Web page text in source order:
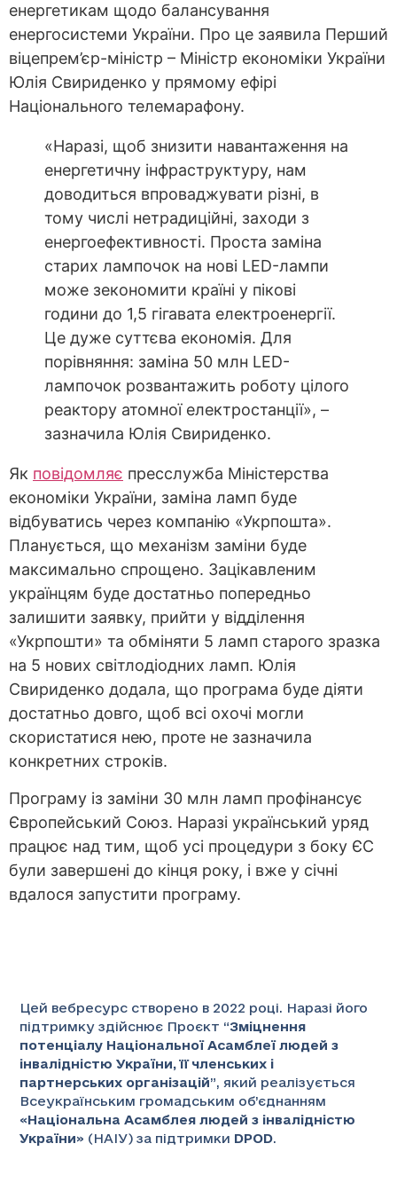
енергетикам щодо балансування
енергосистеми України. Про це заявила Перший
віцепрем’єр-міністр – Міністр економіки України
Юлія Свириденко у прямому ефірі
Національного телемарафону.
«Наразі, щоб знизити навантаження на
енергетичну інфраструктуру, нам
доводиться впроваджувати різні, в
тому числі нетрадиційні, заходи з
енергоефективності. Проста заміна
старих лампочок на нові LED-лампи
може зекономити країні у пікові
години до 1,5 гігавата електроенергії.
Це дуже суттєва економія. Для
порівняння: заміна 50 млн LED-
лампочок розвантажить роботу цілого
реактору атомної електростанції», –
зазначила Юлія Свириденко.
Як повідомляє пресслужба Міністерства
економіки України, заміна ламп буде
відбуватись через компанію «Укрпошта».
Планується, що механізм заміни буде
максимально спрощено. Зацікавленим
українцям буде достатньо попередньо
залишити заявку, прийти у відділення
«Укрпошти» та обміняти 5 ламп старого зразка
на 5 нових світлодіодних ламп. Юлія
Свириденко додала, що програма буде діяти
достатньо довго, щоб всі охочі могли
скористатися нею, проте не зазначила
конкретних строків.
Програму із заміни 30 млн ламп профінансує
Європейський Союз. Наразі український уряд
працює над тим, щоб усі процедури з боку ЄС
були завершені до кінця року, і вже у січні
вдалося запустити програму.
Цей вебресурс створено в 2022 році. Наразі його
підтримку здійснює Проєкт “Зміцнення
потенціалу Національної Асамблеї людей з
інвалідністю України, її членських і
партнерських організацій”, який реалізується
Всеукраїнським громадським об’єднанням
«Національна Асамблея людей з інвалідністю
України» (НАІУ) за підтримки DPOD.